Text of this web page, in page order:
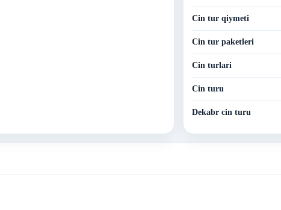
Cin tur qiymeti
Cin tur paketleri
Cin turlari
Cin turu
Dekabr cin turu